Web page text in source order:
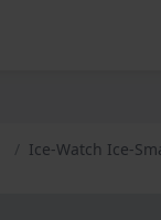
Ice-Watch Ice-